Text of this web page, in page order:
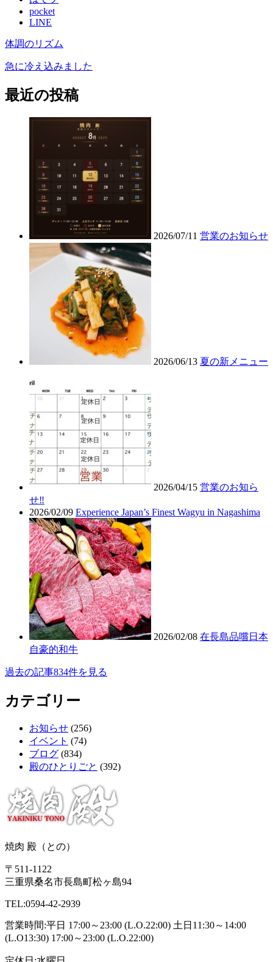
pocket
LINE
体調のリズム
急に冷え込みました
最近の投稿
2026/07/11 営業のお知らせ
2026/06/13 夏の新メニュー
2026/04/15 営業のお知ら
せ‼︎
2026/02/09 Experience Japan’s Finest Wagyu in Nagashima
2026/02/08 在長島品嚐日本
自豪的和牛
過去の記事834件を見る
カテゴリー
お知らせ (256)
イベント (74)
ブログ (834)
殿のひとりごと (392)
焼肉 殿（との）
〒511-1122
三重県桑名市長島町松ヶ島94
TEL:0594-42-2939
営業時間:平日 17:00～23:00 (L.O.22:00) 土日11:30～14:00
(L.O13:30) 17:00～23:00 (L.O.22:00)